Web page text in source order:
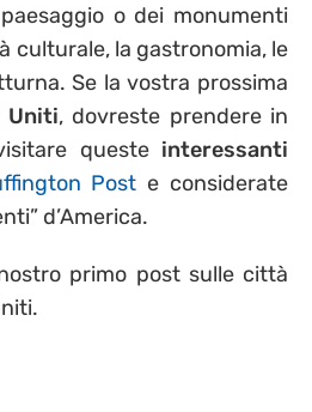
o dei monumenti
culturale, la gastronomia, le
Se la vostra prossima
Uniti, dovreste prendere in
queste interessanti
Post e considerate
d’America.
primo post sulle città